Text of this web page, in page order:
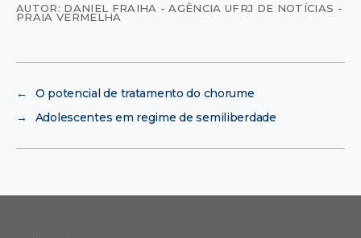
AUTOR: DANIEL FRAIHA - AGÊNCIA UFRJ DE NOTÍCIAS -
PRAIA VERMELHA
←
O potencial de tratamento do chorume
→
Adolescentes em regime de semiliberdade